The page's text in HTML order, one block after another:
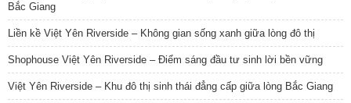
Bắc Giang
Liền kề Việt Yên Riverside – Không gian sống xanh giữa lòng đô thị
Shophouse Việt Yên Riverside – Điểm sáng đầu tư sinh lời bền vững
Việt Yên Riverside – Khu đô thị sinh thái đẳng cấp giữa lòng Bắc Giang